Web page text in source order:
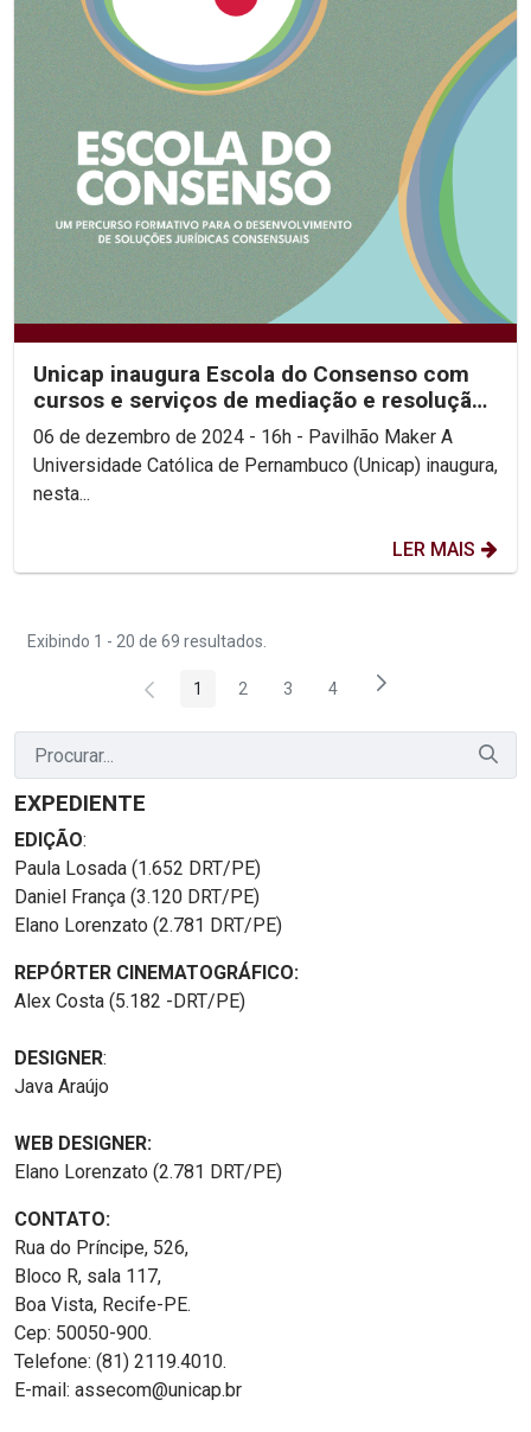
Unicap inaugura Escola do Consenso com
cursos e serviços de mediação e resolução
de conflitos...
06 de dezembro de 2024 - 16h - Pavilhão Maker A
Universidade Católica de Pernambuco (Unicap) inaugura,
nesta...
LER MAIS
Exibindo 1 - 20 de 69 resultados.
Página
1 Página
2 Página
3 Página
4
EXPEDIENTE
EDIÇÃO:
Paula Losada (1.652 DRT/PE)
Daniel França (3.120 DRT/PE)
Elano Lorenzato (2.781 DRT/PE)
REPÓRTER CINEMATOGRÁFICO:
Alex Costa (5.182 -DRT/PE)
DESIGNER:
Java Araújo
WEB DESIGNER:
Elano Lorenzato (2.781 DRT/PE)
CONTATO:
Rua do Príncipe, 526,
Bloco R, sala 117,
Boa Vista, Recife-PE.
Cep: 50050-900.
Telefone: (81) 2119.4010.
E-mail: assecom@unicap.br